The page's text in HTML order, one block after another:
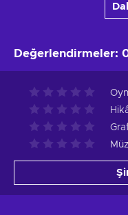
Değerlendirmeler: